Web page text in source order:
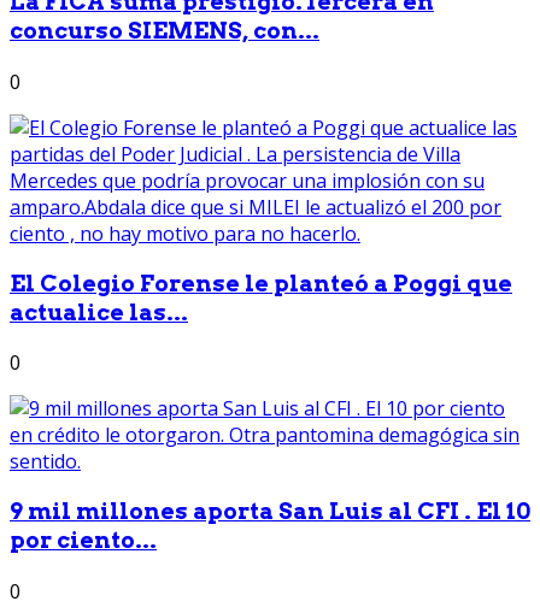
concurso SIEMENS, con...
0
El Colegio Forense le planteó a Poggi que
actualice las...
0
9 mil millones aporta San Luis al CFI . El 10
por ciento...
0